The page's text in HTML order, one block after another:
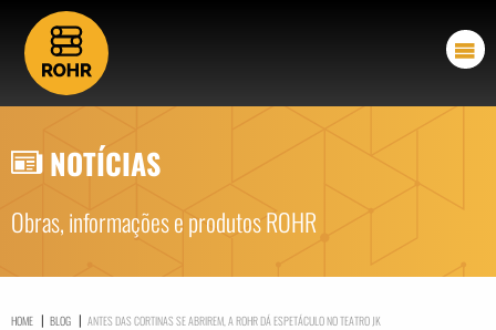
NOTÍCIAS
Obras, informações e produtos ROHR
HOME | BLOG | ANTES DAS CORTINAS SE ABRIREM, A ROHR DÁ ESPETÁCULO NO TEATRO JK